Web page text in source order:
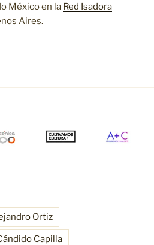
México en la Red Isadora
Aires.
Ortiz
Capilla